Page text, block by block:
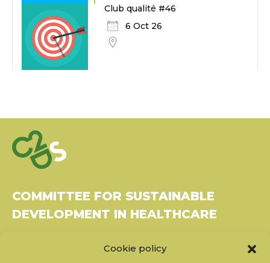
Cookie policy
Club qualité #46
6 Oct 26
COMMITTEE FOR SUSTAINABLE
DEVELOPMENT IN HEALTHCARE
37270 Montlouis-sur-Loire